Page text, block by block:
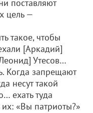
поставляют
цель —
такое, чтобы
[Аркадий]
Утесов…
Когда запрещают
несут такой
ехать туда
их: «Вы патриоты?»